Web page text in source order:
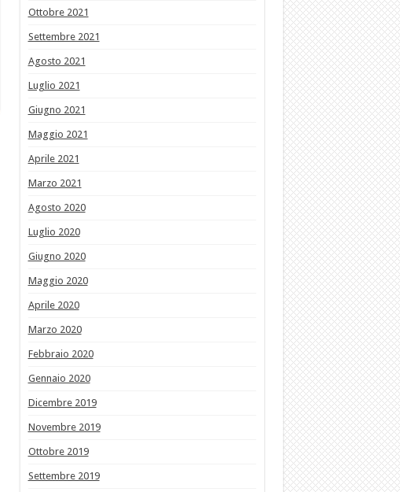
Ottobre 2021
Settembre 2021
Agosto 2021
Luglio 2021
Giugno 2021
Maggio 2021
Aprile 2021
Marzo 2021
Agosto 2020
Luglio 2020
Giugno 2020
Maggio 2020
Aprile 2020
Marzo 2020
Febbraio 2020
Gennaio 2020
Dicembre 2019
Novembre 2019
Ottobre 2019
Settembre 2019